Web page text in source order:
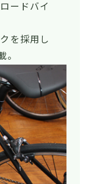
ードバイ
を採用し
。